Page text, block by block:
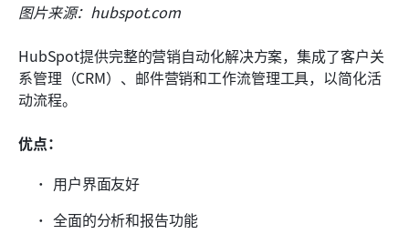
图片来源：hubspot.com
HubSpot提供完整的营销自动化解决方案，集成了客户关
系管理（CRM）、邮件营销和工作流管理工具，以简化活
动流程。
优点：
用户界面友好
全面的分析和报告功能